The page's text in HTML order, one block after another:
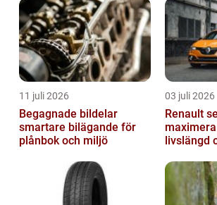
11 juli 2026
Begagnade bildelar
smartare bilägande för
plånbok och miljö
03 juli 2026
Renault
livslängd